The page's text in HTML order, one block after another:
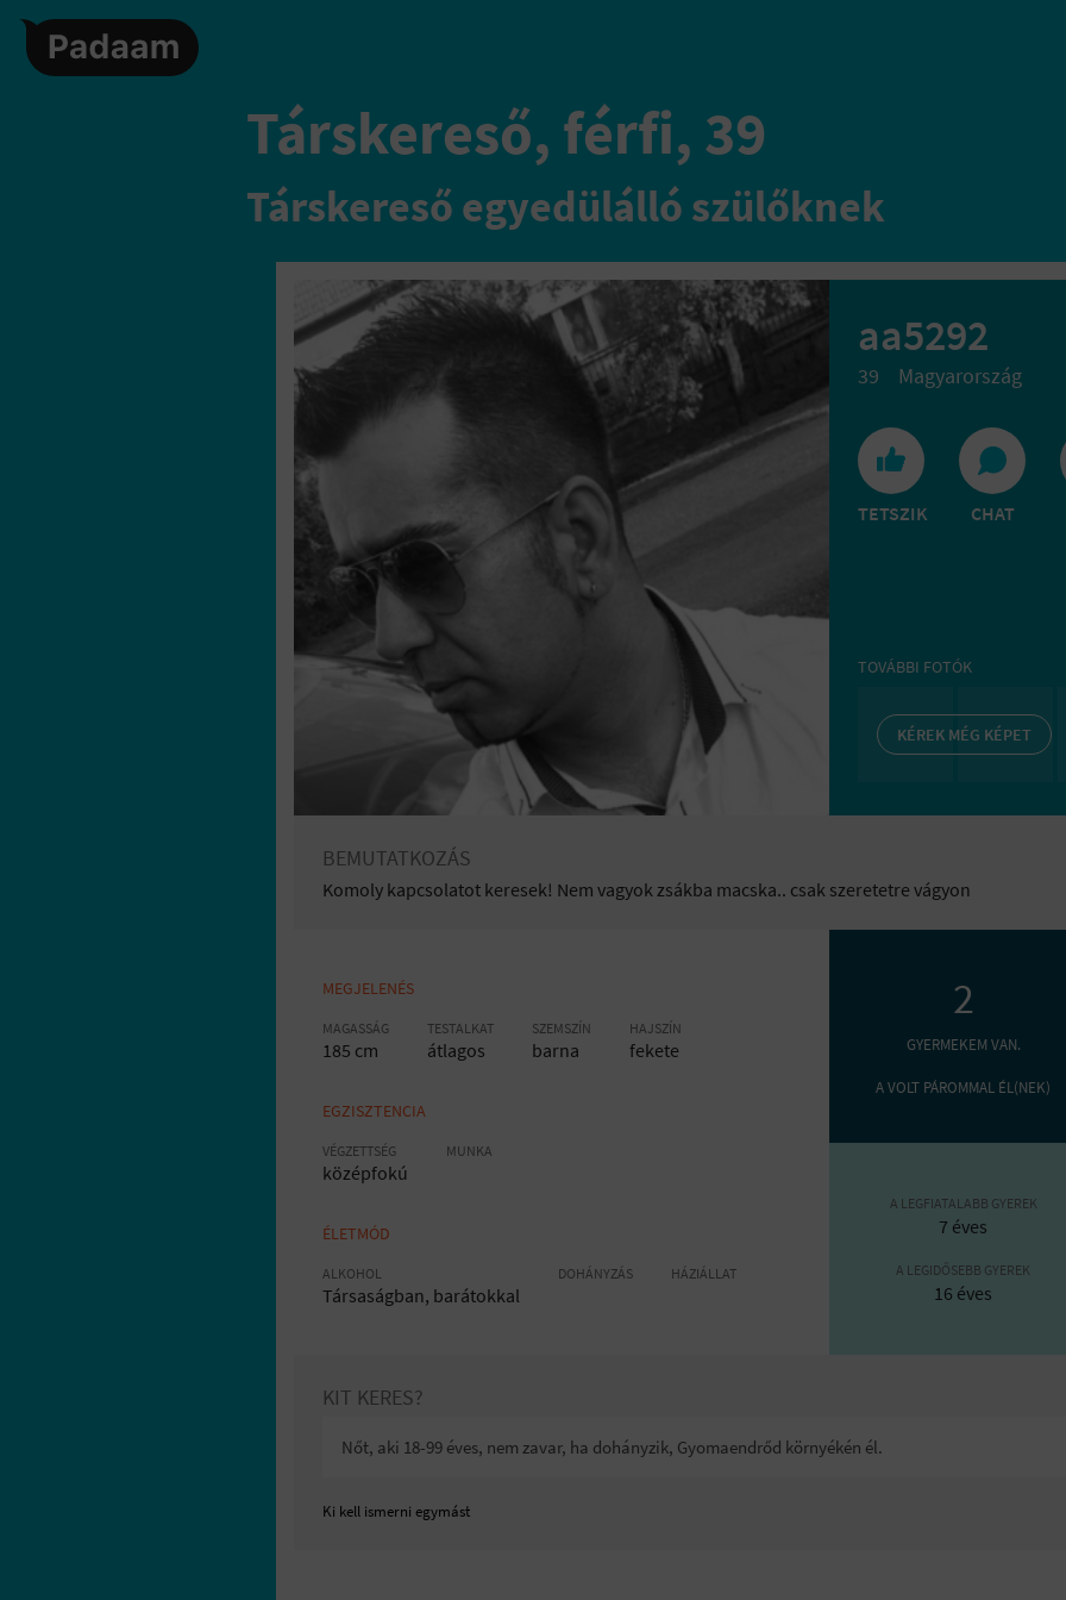
Társkereső, férfi, 39
Társkereső egyedülálló szülőknek
aa5292
39 Magyarország
TETSZIK CHAT
TOVÁBBI FOTÓK
KÉREK MÉG KÉPET
BEMUTATKOZÁS
Komoly kapcsolatot keresek! Nem vagyok zsákba macska.. csak szeretetre vágyon
MEGJELENÉS
MAGASSÁG
185 cm
TESTALKAT
átlagos
SZEMSZÍN
barna
HAJSZÍN
fekete
EGZISZTENCIA
VÉGZETTSÉG
középfokú
MUNKA
ÉLETMÓD
ALKOHOL
Társaságban, barátokkal
DOHÁNYZÁS HÁZIÁLLAT
2
GYERMEKEM VAN.
A VOLT PÁROMMAL ÉL(NEK)
A LEGFIATALABB GYEREK
7 éves
A LEGIDŐSEBB GYEREK
16 éves
KIT KERES?
Nőt, aki 18-99 éves, nem zavar, ha dohányzik, Gyomaendrőd környékén él.
Ki kell ismerni egymást